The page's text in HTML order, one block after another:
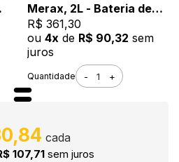
Merax, 2L - Bateria de
3,7V, Pulverização
Automática
R$ 361,30
ou 4x de R$ 90,32 sem
juros
Quantidade - +
107,71 sem juros